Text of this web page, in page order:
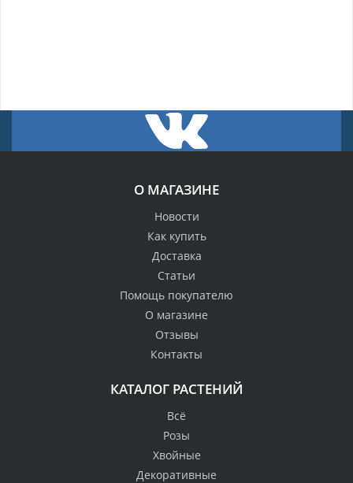
О МАГАЗИНЕ
Новости
Как купить
Доставка
Статьи
Помощь покупателю
О магазине
Отзывы
Контакты
КАТАЛОГ РАСТЕНИЙ
Всё
Розы
Хвойные
Декоративные